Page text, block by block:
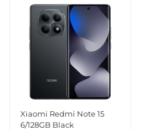
Xiaomi Redmi Note 15
6/128GB Black